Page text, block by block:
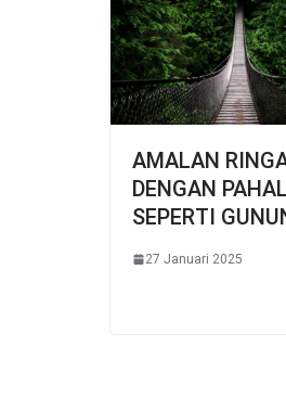
AMALAN
DENGAN
SEPERTI
27 Januari 2025